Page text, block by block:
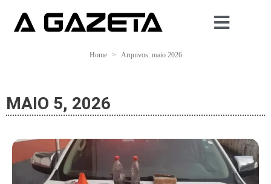
Home Arquivos: maio 2026
MAIO 5, 2026